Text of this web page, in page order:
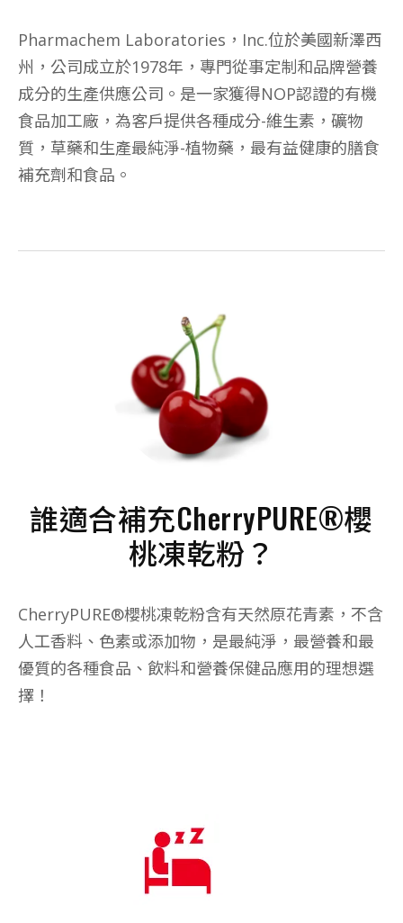
Pharmachem Laboratories，Inc.位於美國新澤西
州，公司成立於1978年，專門從事定制和品牌營養
成分的生產供應公司。是一家獲得NOP認證的有機
食品加工廠，為客戶提供各種成分-維生素，礦物
質，草藥和生產最純淨-植物藥，最有益健康的膳食
補充劑和食品。
誰適合補充CherryPURE®櫻
桃凍乾粉？
CherryPURE®櫻桃凍乾粉含有天然原花青素，不含
人工香料、色素或添加物，是最純淨，最營養和最
優質的各種食品、飲料和營養保健品應用的理想選
擇！